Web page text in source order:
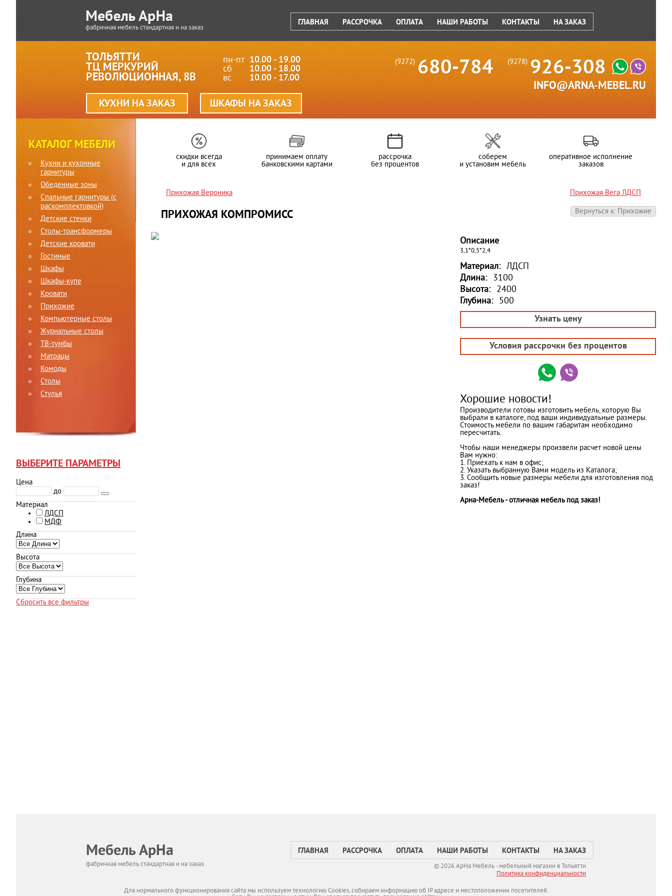
фабричная мебель стандартная и на заказ
ГЛАВНАЯ РАССРОЧКА ОПЛАТА НАШИ РАБОТЫ КОНТАКТЫ НА ЗАКАЗ
(9272) 680-784 (9278) 926-308
INFO@ARNA-MEBEL.RU
ТОЛЬЯТТИ
ТЦ МЕРКУРИЙ
РЕВОЛЮЦИОННАЯ, 8В
пн-пт 10.00 - 19.00
сб 10.00 - 18.00
вс 10.00 - 17.00
КУХНИ НА ЗАКАЗ ШКАФЫ НА ЗАКАЗ
КАТАЛОГ МЕБЕЛИ
Кухни и кухонные
гарнитуры
Обеденные зоны
Спальные гарнитуры (c
раскомплектовкой)
Детские стенки
Столы-трансформеры
Детские кровати
Гостиные
Шкафы
Шкафы-купе
Кровати
Прихожие
Компьютерные столы
Журнальные столы
ТВ-тумбы
Матрацы
Комоды
Столы
Стулья
ВЫБЕРИТЕ ПАРАМЕТРЫ
Цена
до
Материал
ЛДСП
МДФ
Длина
Высота
Глубина
Сбросить все фильтры
скидки всегда
и для всех
принимаем оплату
банковскими картами
рассрочка
без процентов
соберем
и установим мебель
оперативное исполнение
заказов
Прихожая Вероника
Прихожая Вега ЛДСП
Вернуться к: Прихожие
ПРИХОЖАЯ КОМПРОМИСС
Описание
3,1*0,5*2,4
Материал: ЛДСП
Длина: 3100
Высота: 2400
Глубина: 500
Узнать цену
Условия рассрочки без процентов
Хорошие новости!
Производители готовы изготовить мебель, которую Вы
выбрали в каталоге, под ваши индивидуальные размеры.
Стоимость мебели по вашим габаритам необходимо
пересчитать.
Чтобы наши менеджеры произвели расчет новой цены
Вам нужно:
1. Приехать к нам в офис;
2. Указать выбранную Вами модель из Каталога;
3. Сообщить новые размеры мебели для изготовления под
заказ!
Арна-Мебель - отличная мебель под заказ!
Мебель АрНа
фабричная мебель стандартная и на заказ
ГЛАВНАЯ РАССРОЧКА ОПЛАТА НАШИ РАБОТЫ КОНТАКТЫ НА ЗАКАЗ
© 2026 АрНа Мебель - мебельный магазин в Тольятти
Политикa конфиденциальности
Для нормального функционирования сайта мы используем технологию Cookies, собираем информацию об IP адресе и местоположении посетителей.